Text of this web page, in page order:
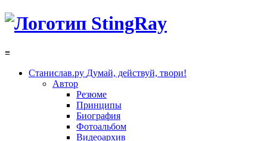
≡
Станислав.ру Думай, действуй, твори!
Автор
Резюме
Принципы
Биография
Фотоальбом
Видеоархив